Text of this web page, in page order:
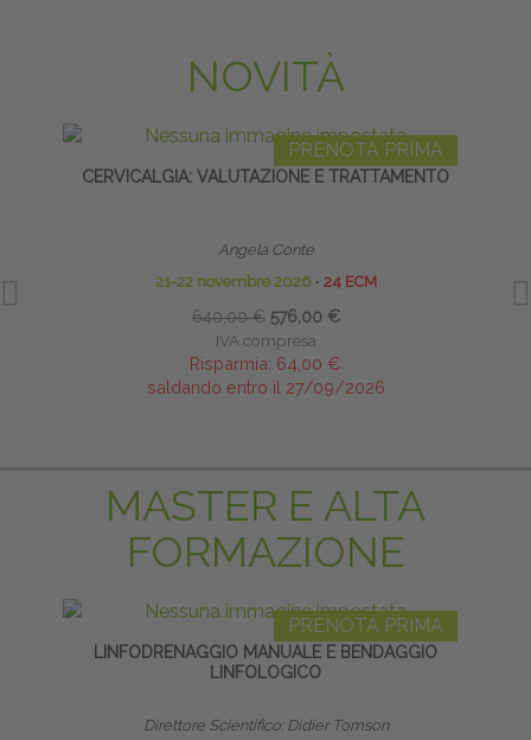
NOVITÀ
PRENOTA PRIMA
CERVICALGIA: VALUTAZIONE E TRATTAMENTO
Angela Conte
21-22 novembre 2026 ∙ 24 ECM
640,00 € 576,00 €
IVA compresa
Risparmia: 64,00 €
saldando entro il 27/09/2026
MASTER E ALTA
FORMAZIONE
PRENOTA PRIMA
LINFODRENAGGIO MANUALE E BENDAGGIO
LINFOLOGICO
Direttore Scientifico: Didier Tomson